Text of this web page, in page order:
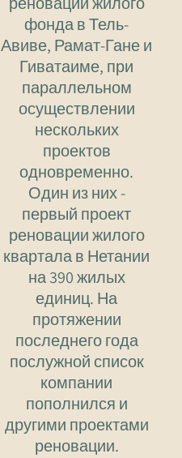
фонда в Тель-
Авиве, Рамат-Гане и
Гиватаиме, при
параллельном
осуществлении
нескольких
проектов
одновременно.
Один из них -
первый проект
реновации жилого
квартала в Нетании
на 390 жилых
единиц. На
протяжении
последнего года
послужной список
компании
пополнился и
другими проектами
реновации.